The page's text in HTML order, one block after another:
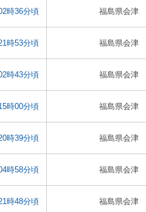
時36分頃 福島県会津
時53分頃 福島県会津
時43分頃 福島県会津
時00分頃 福島県会津
時39分頃 福島県会津
時58分頃 福島県会津
時48分頃 福島県会津